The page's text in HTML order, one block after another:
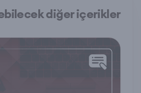
diğer içerikler